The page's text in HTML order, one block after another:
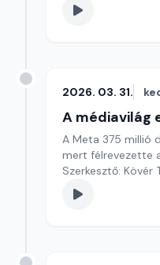
2026. 03. 31.
A médiavilág
A Meta 375 millió
mert félrevezette
Szerkesztő: Kövér